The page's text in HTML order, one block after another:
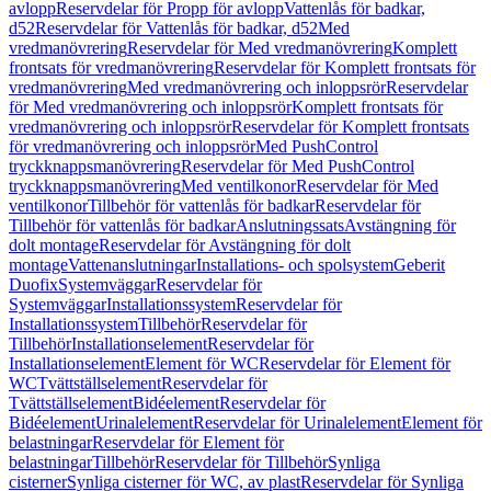
avloppReservdelar för Propp för avloppVattenlås för badkar,
d52Reservdelar för Vattenlås för badkar, d52Med
vredmanövreringReservdelar för Med vredmanövreringKomplett
frontsats för vredmanövreringReservdelar för Komplett frontsats för
vredmanövreringMed vredmanövrering och inloppsrörReservdelar
för Med vredmanövrering och inloppsrörKomplett frontsats för
vredmanövrering och inloppsrörReservdelar för Komplett frontsats
för vredmanövrering och inloppsrörMed PushControl
tryckknappsmanövreringReservdelar för Med PushControl
tryckknappsmanövreringMed ventilkonorReservdelar för Med
ventilkonorTillbehör för vattenlås för badkarReservdelar för
Tillbehör för vattenlås för badkarAnslutningssatsAvstängning för
dolt montageReservdelar för Avstängning för dolt
montageVattenanslutningarInstallations- och spolsystemGeberit
DuofixSystemväggarReservdelar för
SystemväggarInstallationssystemReservdelar för
InstallationssystemTillbehörReservdelar för
TillbehörInstallationselementReservdelar för
InstallationselementElement för WCReservdelar för Element för
WCTvättställselementReservdelar för
TvättställselementBidéelementReservdelar för
BidéelementUrinalelementReservdelar för UrinalelementElement för
belastningarReservdelar för Element för
belastningarTillbehörReservdelar för TillbehörSynliga
cisternerSynliga cisterner för WC, av plastReservdelar för Synliga